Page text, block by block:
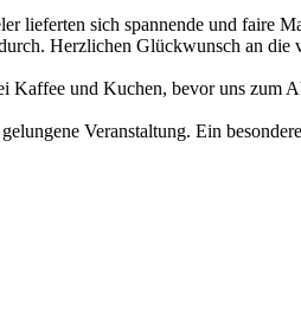
lieferten sich spannende und faire
Herzlichen Glückwunsch an die
Kaffee und Kuchen, bevor uns zum
Veranstaltung. Ein